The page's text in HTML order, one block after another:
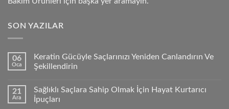
SON YAZILAR
06
Oca
Keratin Gücüyle Saçlarınızı Yeniden Canlandırın Ve
Şekillendirin
21
Ara
Sağlıklı Saçlara Sahip Olmak İçin Hayat Kurtarıcı
İpuçları